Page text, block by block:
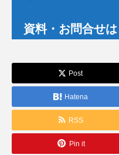
資料・お問合せ
Post
Hatena
RSS
Pin it